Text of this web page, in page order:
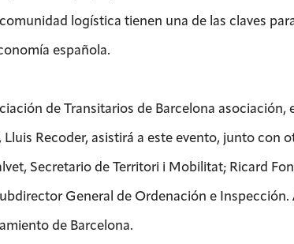
logística tienen una de las claves
española.
de Transitarios de Barcelona
Recoder, asistirá a este evento, junto con
Secretario de Territori i Mobilitat; Ricard
General de Ordenación e
de Barcelona.